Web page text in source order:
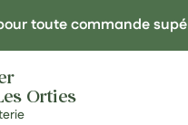
toute commande
Orties